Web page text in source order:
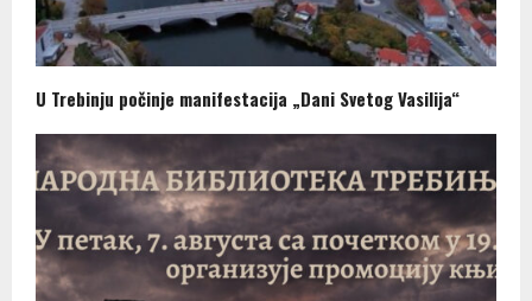
U Trebinju počinje manifestacija „Dani Svetog Vasilija“